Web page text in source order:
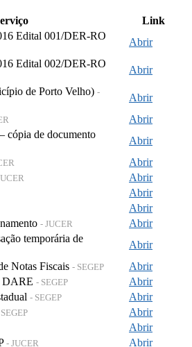
Link
Edital 001/DER-RO
Abrir
Edital 002/DER-RO
Abrir
de Porto Velho) -
Abrir
Abrir
cópia de documento
Abrir
Abrir
Abrir
Abrir
Abrir
- JUCER
Abrir
temporária de
Abrir
Notas Fiscais - SEGEP
Abrir
DARE - SEGEP
Abrir
- SEGEP
Abrir
Abrir
Abrir
- JUCER Abrir